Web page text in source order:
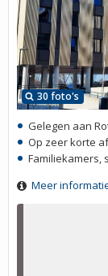
30 foto's
Gelegen aan
Op zeer korte
Familiekamers,
Meer